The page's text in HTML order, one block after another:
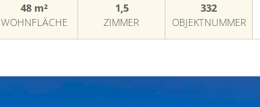
48 m²
WOHNFLÄCHE
1,5
ZIMMER
332
OBJEKTNUMMER